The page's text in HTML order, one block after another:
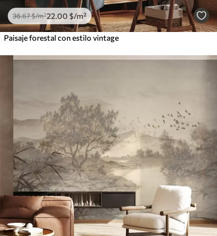
36.67$/m²22 .00 $/m²
Paisaje forestal con estilo vintage